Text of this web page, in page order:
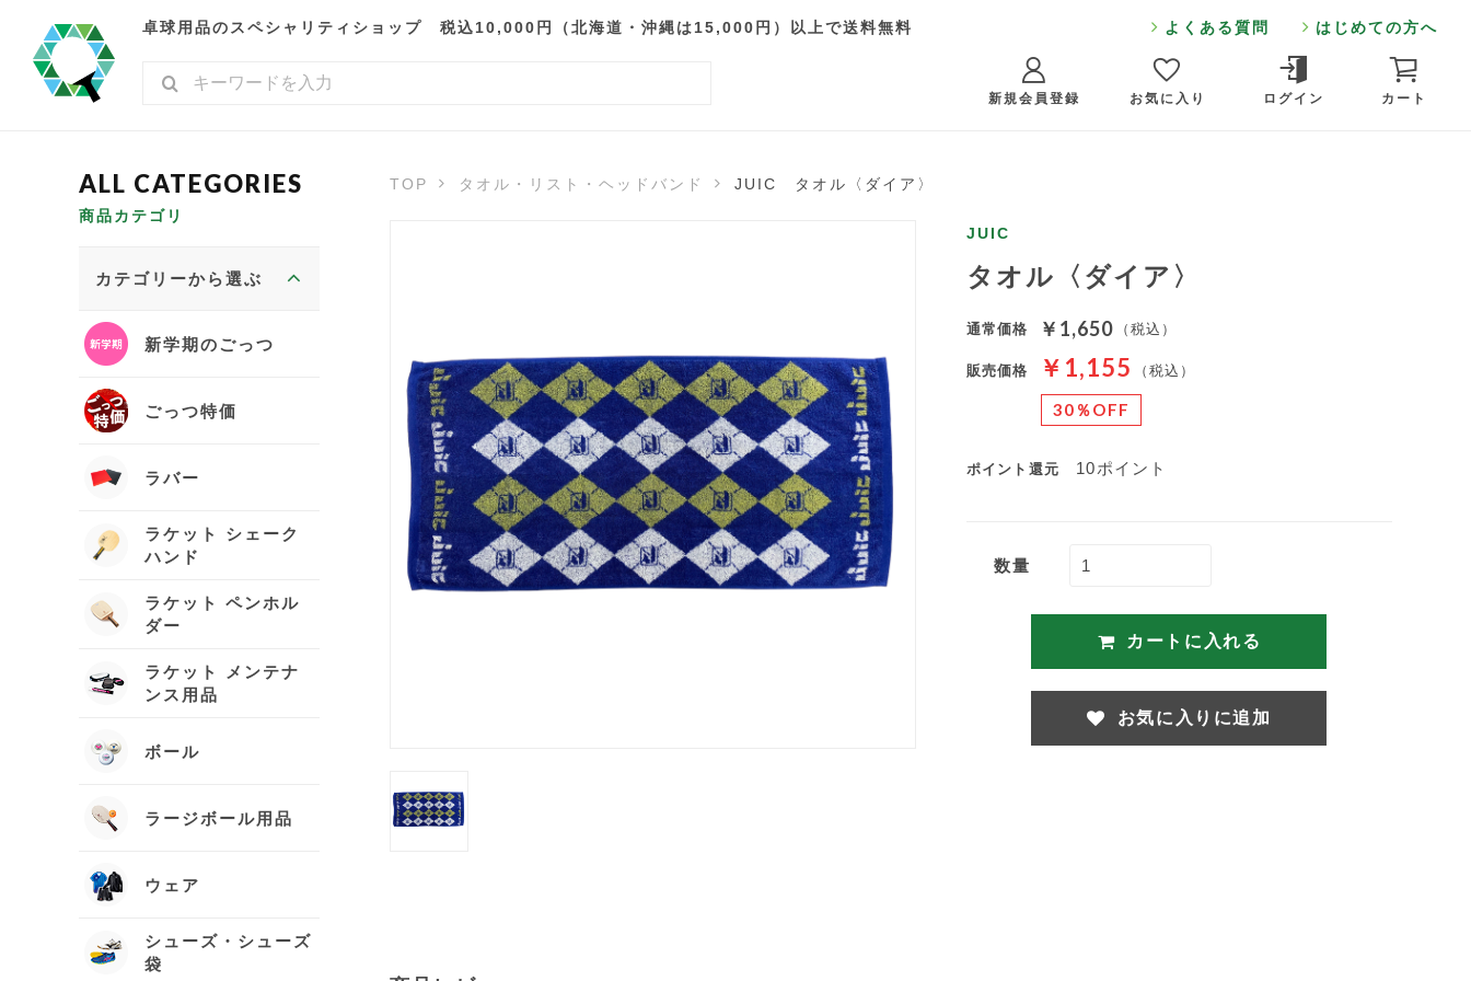
卓球用品のスペシャリティショップ 税込10,000円（北海道・沖縄は15,000円）以上で送料無料 よくある質問 はじめての方へ
新規会員登録 お気に入り ログイン カート
TOP タオル・リスト・ヘッドバンド JUIC タオル〈ダイア〉
JUIC
タオル〈ダイア〉
通常価格 ￥1,650 （税込）
販売価格 ￥1,155 （税込）
30％OFF
ポイント還元 10ポイント
数量
カートに入れる
お気に入りに追加
商品カテゴリ
カテゴリーから選ぶ
新学期のごっつ
ごっつ特価
ラバー
ラケット シェーク
ハンド
ラケット ペンホル
ダー
ラケット メンテナ
ンス用品
ボール
ラージボール用品
ウェア
シューズ・シューズ
袋